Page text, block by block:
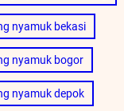
nyamuk bekasi
nyamuk bogor
nyamuk depok